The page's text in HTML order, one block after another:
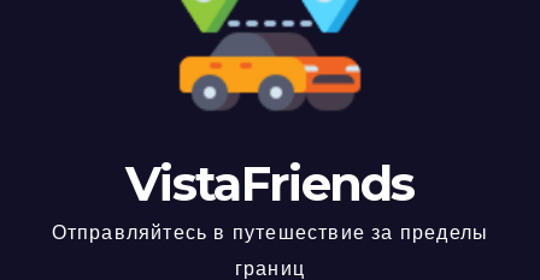
VistaFriends
Отправляйтесь в путешествие за пределы
границ